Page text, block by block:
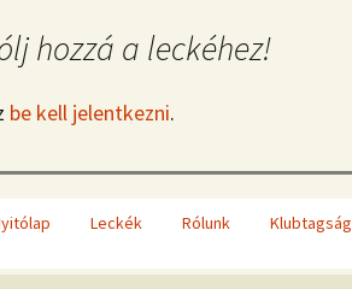
hozzá a leckéhez!
be kell jelentkezni.
Leckék Rólunk Klubtagság